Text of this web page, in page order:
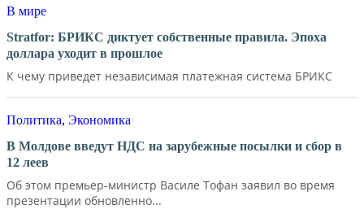
В мире
Stratfor: БРИКС диктует собственные правила. Эпоха
доллара уходит в прошлое
К чему приведет независимая платежная система БРИКС
Политика, Экономика
В Молдове введут НДС на зарубежные посылки и сбор в
12 леев
Об этом премьер-министр Василе Тофан заявил во время
презентации обновленно...